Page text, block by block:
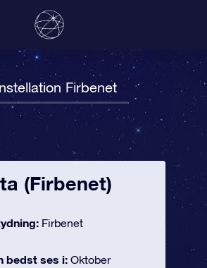
Firbenet
(Firbenet)
Firbenet
bedst ses i: Oktober